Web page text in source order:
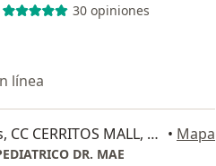
30 opiniones
línea
Km 5 Via Cerritos, CC CERRITOS MALL, TORRE MEDICAL CENTER PISO 5 CONSULTORIO 504, Pereira • Mapa
DR. MAE